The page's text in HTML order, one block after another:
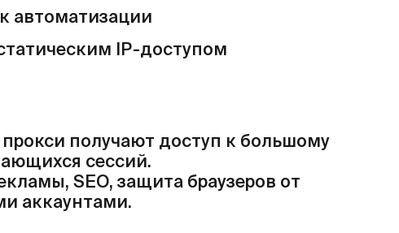
автоматизации
IP-доступом
получают доступ к большому
сессий.
SEO, защита браузеров от
аккаунтами.